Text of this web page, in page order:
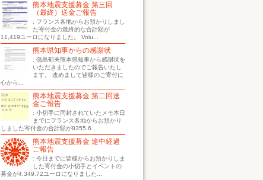
熊本地震支援募金 第三回
（最終）送金ご報告
: フランス各地からお預かりしまし
た寄付金の最終的な合計額が
11,419ユーロになりました。 Volu...
熊本県知事からの感謝状
: 蒲島郁夫熊本県知事から感謝状を
いただきましたのでご報告いたし
ます。 改めまして皆様のご寄付に
心から...
熊本地震支援募金 第二回送
金ご報告
: 小切手に同封されていたメモ本日
までにフランス各地からお預かり
しました寄付金の合計額が8355.6...
熊本地震支援募金 途中経過
ご報告
: 今日までに皆様からお預かりしま
した寄付金の小切手とイベントの
募金が4,349.72ユーロになりました...